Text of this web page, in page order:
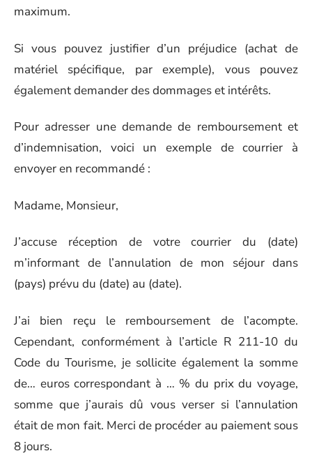
maximum.
Si vous pouvez justifier d’un préjudice (achat de
matériel spécifique, par exemple), vous pouvez
également demander des dommages et intérêts.
Pour adresser une demande de remboursement et
d’indemnisation, voici un exemple de courrier à
envoyer en recommandé :
Madame, Monsieur,
J’accuse réception de votre courrier du (date)
m’informant de l’annulation de mon séjour dans
(pays) prévu du (date) au (date).
J’ai bien reçu le remboursement de l’acompte.
Cependant, conformément à l’article R 211-10 du
Code du Tourisme, je sollicite également la somme
de… euros correspondant à … % du prix du voyage,
somme que j’aurais dû vous verser si l’annulation
était de mon fait. Merci de procéder au paiement sous
8 jours.